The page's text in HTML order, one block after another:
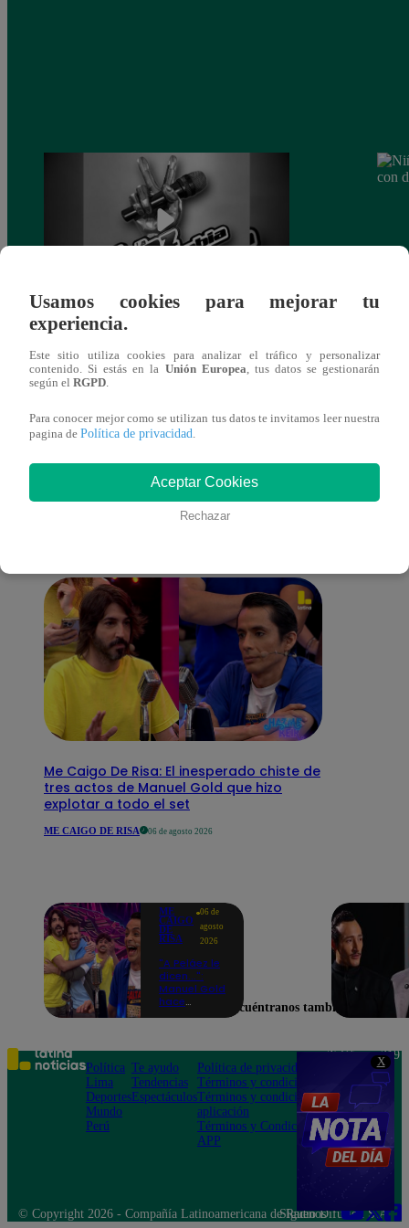
X
Muere exparticipante de La Voz Colombia
También te puede
interesar
Me Caigo De Risa: El inesperado chiste de
tres actos de Manuel Gold que hizo
explotar a todo el set
ME CAIGO DE RISA 06 de agosto 2026
ME
CAIGO
DE
RISA
06 de
agosto
2026
"A Peláez le
dicen...":
Manuel Gold
hace
de contar el
chiste
Usamos cookies para mejorar tu
experiencia.
Este sitio utiliza cookies para analizar el tráfico y personalizar
contenido. Si estás en la Unión Europea, tus datos se gestionarán
según el RGPD.
Para conocer mejor como se utilizan tus datos te invitamos leer nuestra
pagina de Política de privacidad.
Aceptar Cookies
Rechazar
Encuéntranos también en
Política
Lima
Deportes
Mundo
Perú
Te ayudo
Tendencias
Espectáculos
Política de privacidad
Términos y condiciones
Términos y condiciones
aplicación
Términos y Condiciones
APP
Teléfono: 219
Av. San
Felipe 968
Jesús María
© Copyright 2026 - Compañía Latinoamericana de Radio Difusión S.A.
Síguenos